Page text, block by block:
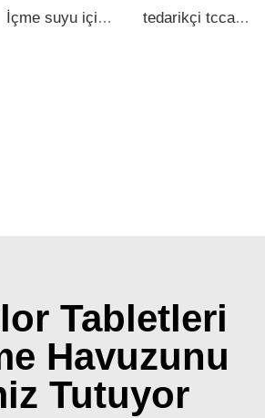
İçme suyu için hızlı ve doğru havuz test şeridi 15 in 1 tedarikçi tcca toplu klor tabletleri tcca yüzme havuzu dezenfektan
Tabletleri
Havuzunu
Tutuyor